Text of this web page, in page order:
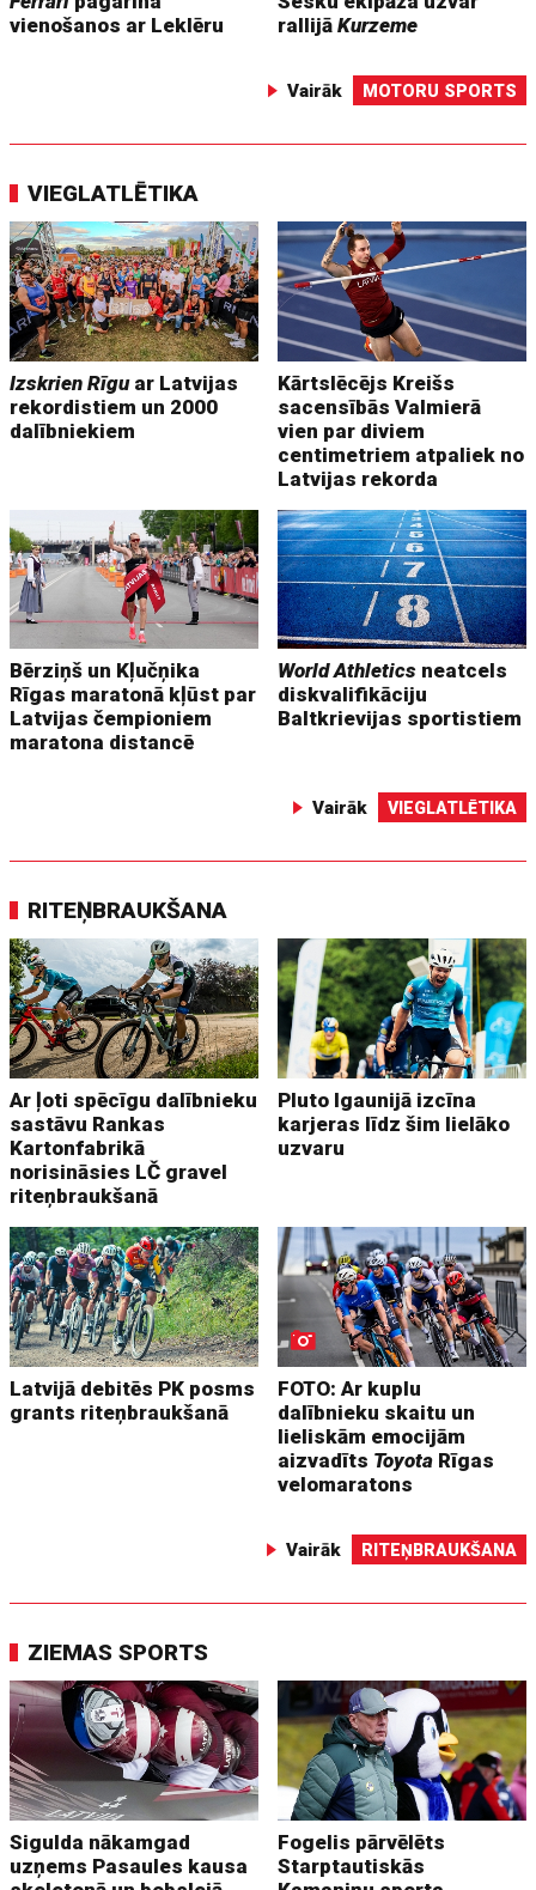
vienošanos ar Leklēru
rallijāKurzeme
Vairāk MOTORU SPORTS
VIEGLATLĒTIKA
Izskrien Rīguar Latvijas
rekordistiem un 2000
dalībniekiem
Kārtslēcējs Kreišs
sacensībās Valmierā
vien par diviem
centimetriem atpaliek no
Latvijas rekorda
Bērziņš un Kļučņika
Rīgas maratonā kļūst par
Latvijas čempioniem
maratona distancē
World Athletics neatcels
diskvalifikāciju
Baltkrievijas sportistiem
Vairāk VIEGLATLĒTIKA
RITEŅBRAUKŠANA
Ar ļoti spēcīgu dalībnieku
sastāvu Rankas
Kartonfabrikā
norisināsies LČ gravel
riteņbraukšanā
Pluto Igaunijā izcīna
karjeras līdz šim lielāko
uzvaru
Latvijā debitēs PK posms
grants riteņbraukšanā
FOTO: Ar kuplu
dalībnieku skaitu un
lieliskām emocijām
aizvadīts Toyota Rīgas
velomaratons
Vairāk RITEŅBRAUKŠANA
ZIEMAS SPORTS
Sigulda nākamgad
uzņems Pasaules kausa
Fogelis pārvēlēts
Starptautiskās